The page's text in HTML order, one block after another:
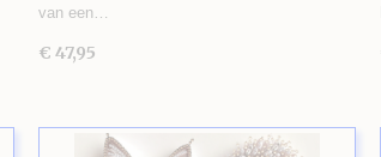
van een…
€ 47,95